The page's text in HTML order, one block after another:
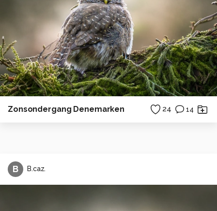
Zonsondergang Denemarken 24 14
B B.caz.